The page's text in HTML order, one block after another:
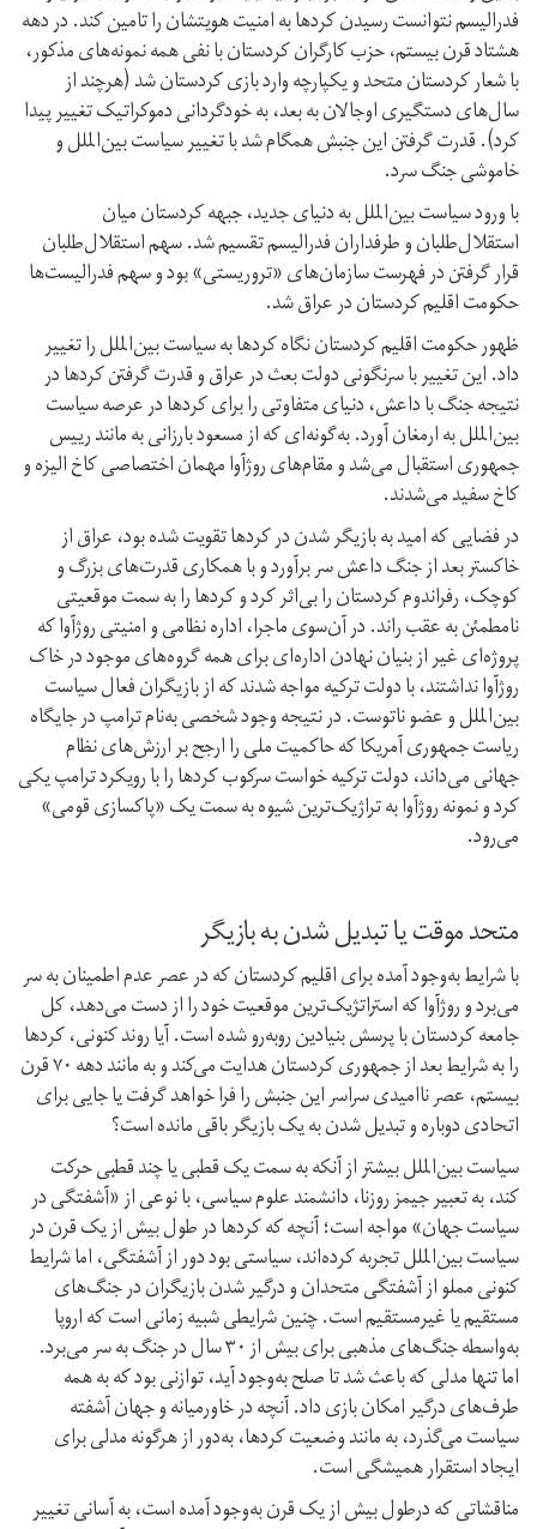
فدرالیسم نتوانست رسیدن کردها بە امنیت هویتشان را تامین کند. در دهە
هشتاد قرن بیستم، حزب کارگران کردستان با نفی همە نمونەهای مذکور،
با شعار کردستان متحد و یکپارچە وارد بازی کردستان شد (هرچند از
سال‌های دستگیری اوجالان بە بعد، به خودگردانی دموکراتیک تغییر پیدا
کرد). قدرت گرفتن این جنبش همگام شد با تغییر سیاست بین‌الملل و
خاموشی جنگ سرد.
با ورود سیاست بین‌الملل بە دنیای جدید، جبهە کردستان میان
استقلال‌طلبان و طرفداران فدرالیسم تقسیم شد. سهم استقلال‌طلبان
قرار گرفتن در فهرست سازمان‌های «تروریستی» بود و سهم فدرالیست‌ها
حکومت اقلیم کردستان در عراق شد.
ظهور حکومت اقلیم کردستان نگاە کردها بە سیاست بین‌الملل را تغییر
داد. این تغییر با سرنگونی دولت بعث در عراق و قدرت گرفتن کردها در
نتیجە جنگ با داعش، دنیای متفاوتی را برای کردها در عرصە سیاست
بین‌الملل بە ارمغان آورد. بە‌گونەای کە از مسعود بارزانی بە مانند رییس‌
جمهوری استقبال می‌شد و مقام‌های روژآوا مهمان اختصاصی کاخ الیزە و
کاخ سفید می‌شدند.
در فضایی کە امید بە بازیگر شدن در کردها تقویت شدە بود، عراق از
خاکستر بعد از جنگ داعش سر برآورد و با همکاری قدرت‌های بزرگ و
کوچک، رفراندوم کردستان را بی‌اثر کرد و کردها را بە سمت موقعیتی
نامطمئن بە عقب راند. در آن‌سوی ماجرا، ادارە نظامی و امنیتی روژآوا کە
پروژەای غیر از بنیان نهادن ادارەای برای همە گروه‌های موجود در خاک
روژآوا نداشتند، با دولت ترکیه مواجه شدند کە از بازیگران فعال سیاست
بین‌الملل و عضو ناتوست. در نتیجە وجود شخصی به‌نام ترامپ در جایگاه
ریاست جمهوری آمریکا کە حاکمیت ملی را ارجح بر ارزش‌های نظام
جهانی می‌داند، دولت ترکیە خواست سرکوب کردها را با رویکرد ترامپ یکی
کرد و نمونە روژآوا بە تراژیک‌ترین شیوە بە سمت یک «پاکسازی قومی»
می‌رود.
متحد موقت یا تبدیل شدن بە بازیگر
با شرایط به‌وجود آمدە برای اقلیم کردستان کە در عصر عدم اطمینان بە سر
می‌برد و روژآوا کە استراتژیک‌ترین موقعیت خود را از دست می‌دهد، کل
جامعە کردستان با پرسش بنیادین روبه‌رو شده است. آیا روند کنونی، کردها
را بە شرایط بعد از جمهوری کردستان هدایت می‌کند و بە مانند دهە ٧٠ قرن
بیستم، عصر ناامیدی سراسر این جنبش را فرا خواهد گرفت یا جایی برای
اتحادی دوبارە و تبدیل شدن بە یک بازیگر باقی ماندە است؟
سیاست بین‌الملل بیشتر از آنکە بە سمت یک قطبی یا چند قطبی حرکت
کند، بە تعبیر جیمز روزنا، دانشمند علوم سیاسی، با نوعی از «آشفتگی در
سیاست جهان» مواجه است؛ آنچە کە کردها در طول بیش از یک قرن در
سیاست بین‌الملل تجربە کرده‌اند، سیاستی بود دور از آشفتگی، اما شرایط
کنونی مملو از آشفتگی متحدان و درگیر شدن بازیگران در جنگ‌های
مستقیم یا غیرمستقیم است. چنین شرایطی شبیه زمانی است کە اروپا
به‌واسطە جنگ‌های مذهبی برای بیش از ۳۰ سال در جنگ بە سر می‌برد.
اما تنها مدلی کە باعث شد تا صلح به‌وجود آید، توازنی بود کە بە همە
طرف‌های درگیر امکان بازی داد. آنچە در خاورمیانە و جهان آشفتە
سیاست می‌گذرد، بە مانند وضعیت کردها، به‌دور از هرگونە مدلی برای
ایجاد استقرار همیشگی است.
مناقشاتی کە درطول بیش از یک قرن به‌وجود آمدە است، بە آسانی تغییر